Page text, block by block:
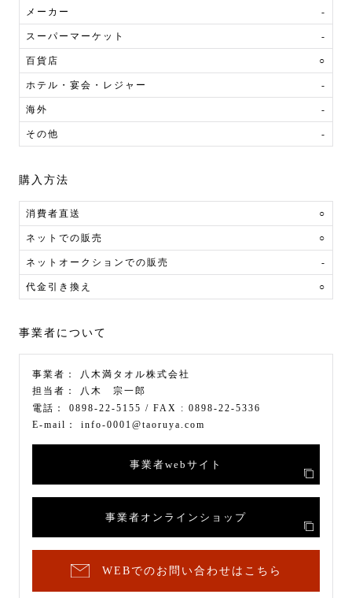
メーカー -
スーパーマーケット -
百貨店 ○
ホテル・宴会・レジャー -
海外 -
その他 -
購入方法
消費者直送 ○
ネットでの販売 ○
ネットオークションでの販売 -
代金引き換え ○
事業者について
事業者： 八木満タオル株式会社
担当者： 八木 宗一郎
電話： 0898-22-5155 / FAX : 0898-22-5336
E-mail： info-0001@taoruya.com
事業者webサイト
事業者オンラインショップ
WEBでのお問い合わせはこちら